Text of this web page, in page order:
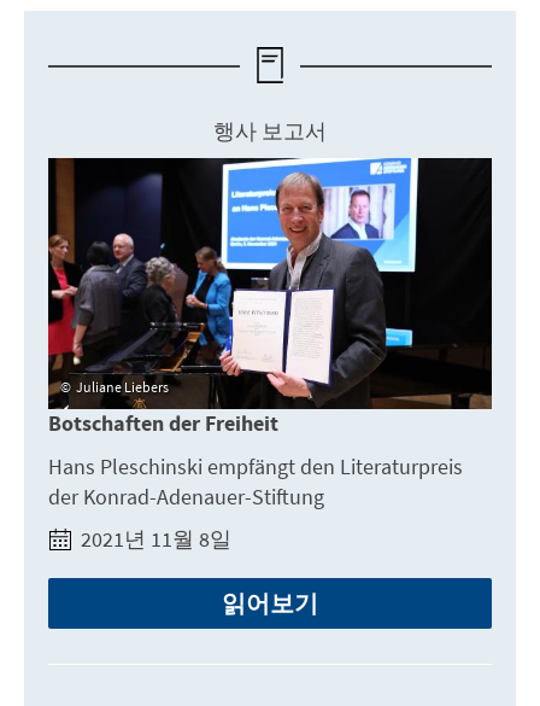
행사 보고서
Juliane Liebers
Botschaften der Freiheit
Hans Pleschinski empfängt den Literaturpreis
der Konrad-Adenauer-Stiftung
2021년 11월 8일
읽어보기